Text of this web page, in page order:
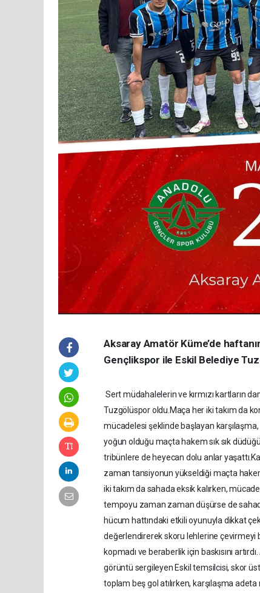
Aksaray Amatör Küme’de
Gençlikspor ile Eskil Belediye
Sert müdahalelerin ve kırmızı kartların
Tuzgölüspor oldu.Maça her iki takım da
mücadelesi şeklinde başlayan
yoğun olduğu maçta hakem sık sık
tribünlere de heyecan dolu anlar
zaman tansiyonun yükseldiği maçta
iki takım da sahada eksik kalırken,
tempoyu zaman zaman düşürse de
hücum hattındaki etkili oyunuyla dikkat
değerlendirerek skoru lehlerine çevirmeyi
kopmadı ve beraberlik için baskısını
görüntü sergileyen Eskil temsilcisi, skor
toplam beş gol atılırken, karşılaşma